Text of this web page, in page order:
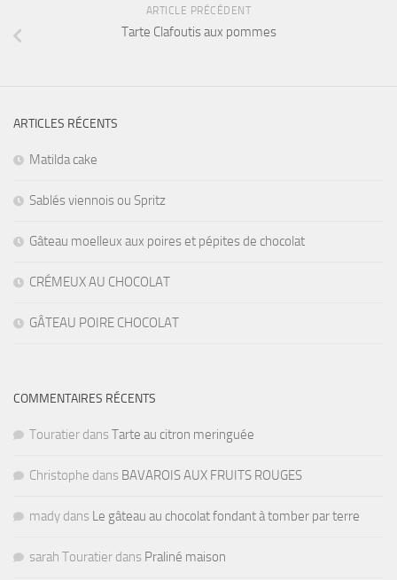
ARTICLE PRÉCÉDENT
Tarte Clafoutis aux pommes
ARTICLES RÉCENTS
Matilda cake
Sablés viennois ou Spritz
Gâteau moelleux aux poires et pépites de chocolat
CRÉMEUX AU CHOCOLAT
GÂTEAU POIRE CHOCOLAT
COMMENTAIRES RÉCENTS
Touratier dans Tarte au citron meringuée
Christophe dans BAVAROIS AUX FRUITS ROUGES
mady dans Le gâteau au chocolat fondant à tomber par terre
sarah Touratier dans Praliné maison